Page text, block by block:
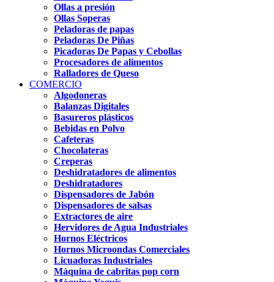
Ollas a presión
Ollas Soperas
Peladoras de papas
Peladoras De Piñas
Picadoras De Papas y Cebollas
Procesadores de alimentos
Ralladores de Queso
COMERCIO
Algodoneras
Balanzas Digitales
Basureros plásticos
Bebidas en Polvo
Cafeteras
Chocolateras
Creperas
Deshidratadores de alimentos
Deshidratadores
Dispensadores de Jabón
Dispensadores de salsas
Extractores de aire
Hervidores de Agua Industriales
Hornos Eléctricos
Hornos Microondas Comerciales
Licuadoras Industriales
Máquina de cabritas pop corn